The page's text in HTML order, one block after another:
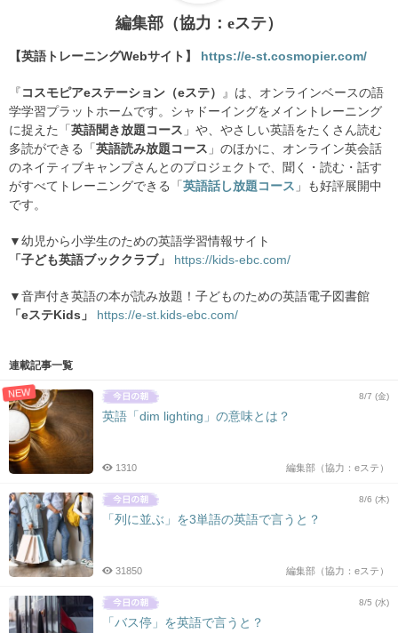
編集部（協力：eステ）
【英語トレーニングWebサイト】 https://e-st.cosmopier.com/
『 コスモピアeステーション（eステ）
』は、オンラインベースの語
学学習プラットホームです。シャドーイングをメイントレーニング
に捉えた「 英語聞き放題コース 」や、やさしい英語をたくさん読む
多読ができる「 英語読み放題コース 」のほかに、オンライン英会話
のネイティブキャンプさんとのプロジェクトで、聞く・読む・話す
がすべてトレーニングできる「 英語話し放題コース 」も好評展開中
です。
▼幼児から小学生のための英語学習情報サイト
「子ども英語ブッククラブ」
https://kids-ebc.com/
▼音声付き英語の本が読み放題！子どものための英語電子図書館
「eステKids」
https://e-st.kids-ebc.com/
連載記事一覧
NEW 8/7 (金)
英語「dim lighting」の意味とは？
編集部（協力：eステ）
1310
8/6 (木)
「列に並ぶ」を3単語の英語で言うと？
編集部（協力：eステ）
31850
8/5 (水)
「バス停」を英語で言うと？